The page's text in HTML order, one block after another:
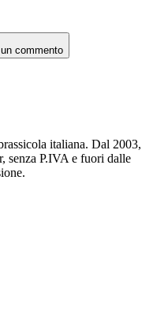
commento
italiana. Dal 2003,
senza P.IVA e fuori dalle